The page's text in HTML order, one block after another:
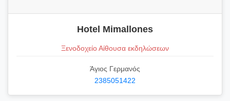
Hotel Mimallones
Ξενοδοχείο Αίθουσα εκδηλώσεων
Άγιος Γερμανός
2385051422